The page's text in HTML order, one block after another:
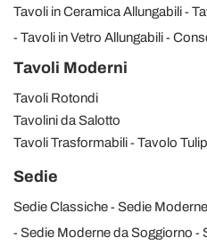
Tavoli in Ceramica Allungabili
Tavoli in Vetro Allungabili
Tavoli Moderni
Tavoli Rotondi
Tavolini da Salotto
Tavoli Trasformabili
Tavolo Tulip
Sedie
Sedie Classiche
Sedie
Sedie Moderne da Soggiorno